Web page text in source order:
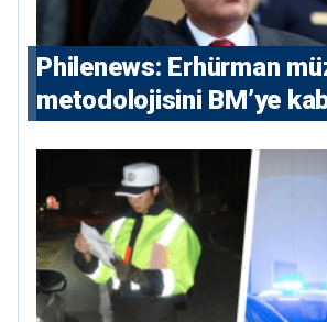
Philenews: Erhürman
metodolojisini BM’ye